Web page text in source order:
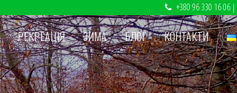
+380 96 330 16 06 | ‎
РЕКРЕАЦІЯ ЗИМА БЛОГ КОНТАКТИ